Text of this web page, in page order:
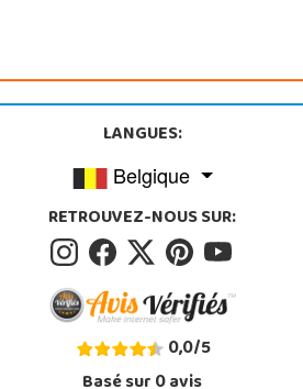
LANGUES:
Belgique
RETROUVEZ-NOUS SUR:
0,0/5